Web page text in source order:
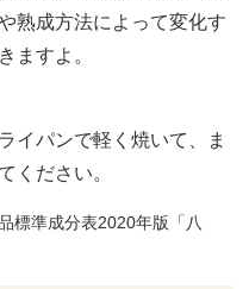
熟成方法によって変化す
ますよ。
イパンで軽く焼いて、ま
ください。
標準成分表2020年版「八